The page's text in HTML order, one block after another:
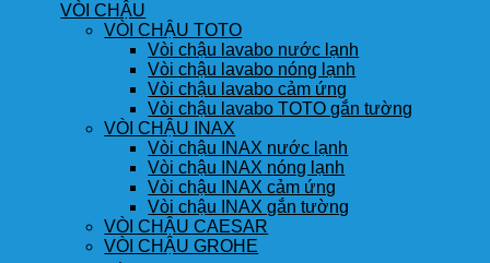
VÒI CHẬU
VÒI CHẬU TOTO
Vòi chậu lavabo nước lạnh
Vòi chậu lavabo nóng lạnh
Vòi chậu lavabo cảm ứng
Vòi chậu lavabo TOTO gắn tường
VÒI CHẬU INAX
Vòi chậu INAX nước lạnh
Vòi chậu INAX nóng lạnh
Vòi chậu INAX cảm ứng
Vòi chậu INAX gắn tường
VÒI CHẬU CAESAR
VÒI CHẬU GROHE